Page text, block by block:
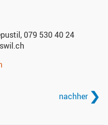
079 530 40 24
nachher